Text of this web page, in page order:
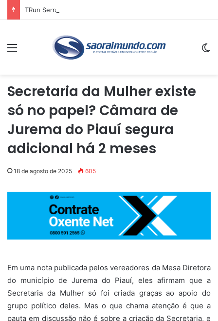
Menu
Secretaria da Mulher existe
só no papel? Câmara de
Jurema do Piauí segura
adicional há 2 meses
18 de agosto de 2025 605
Em uma nota publicada pelos vereadores da Mesa Diretora
do município de Jurema do Piauí, eles afirmam que a
Secretaria da Mulher só foi criada graças ao apoio do
grupo político deles. Mas o que chama atenção é que a
pauta em discussão não é sobre a criação da Secretaria, e